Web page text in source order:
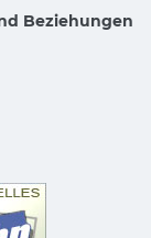
Beziehungen